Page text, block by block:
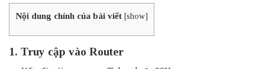
Nội dung chính của bài viết [show]
1. Truy cập vào Router